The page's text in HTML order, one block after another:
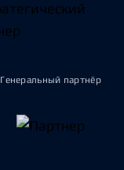
Генеральный партнёр